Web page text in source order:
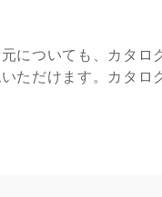
についても、カタロ
ただけます。カタロ